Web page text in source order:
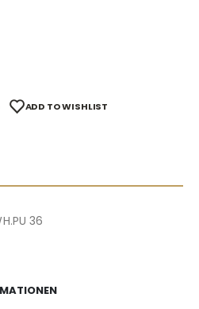
ADD TO WISHLIST
36